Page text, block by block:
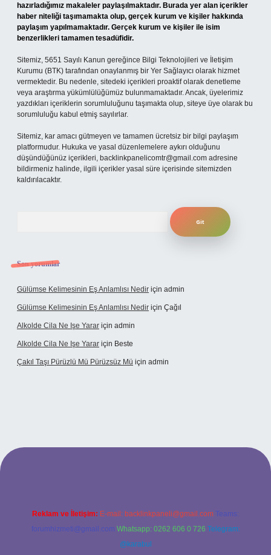
hazırladığımız makaleler paylaşılmaktadır. Burada yer alan içerikler
haber niteliği taşımamakta olup, gerçek kurum ve kişiler hakkında
paylaşım yapılmamaktadır. Gerçek kurum ve kişiler ile isim
benzerlikleri tamamen tesadüfidir.
Sitemiz, 5651 Sayılı Kanun gereğince Bilgi Teknolojileri ve İletişim
Kurumu (BTK) tarafından onaylanmış bir Yer Sağlayıcı olarak hizmet
vermektedir. Bu nedenle, sitedeki içerikleri proaktif olarak denetleme
veya araştırma yükümlülüğümüz bulunmamaktadır. Ancak, üyelerimiz
yazdıkları içeriklerin sorumluluğunu taşımakta olup, siteye üye olarak bu
sorumluluğu kabul etmiş sayılırlar.
Sitemiz, kar amacı gütmeyen ve tamamen ücretsiz bir bilgi paylaşım
platformudur. Hukuka ve yasal düzenlemelere aykırı olduğunu
düşündüğünüz içerikleri, backlinkpanelicomtr@gmail.com adresine
bildirmeniz halinde, ilgili içerikler yasal süre içerisinde sitemizden
kaldırılacaktır.
Son yorumlar
Gülümse Kelimesinin Eş Anlamlısı Nedir için admin
Gülümse Kelimesinin Eş Anlamlısı Nedir için Çağıl
Alkolde Cila Ne Işe Yarar için admin
Alkolde Cila Ne Işe Yarar için Beste
Çakıl Taşı Pürüzlü Mü Pürüzsüz Mü için admin
Reklam ve İletişim: E-mail: backlinkpaneli@gmail.com Teams:
forumhizmeti@gmail.com Whatsapp: 0262 606 0 726 Telegram:
@karabul